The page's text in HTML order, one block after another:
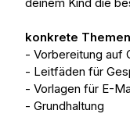
konkrete
- Vorbereitung auf
- Leitfäden für
- Vorlagen für E-
- Grundhaltung